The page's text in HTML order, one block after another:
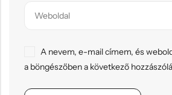
A nevem, e-mail címem, és
a böngészőben a következő